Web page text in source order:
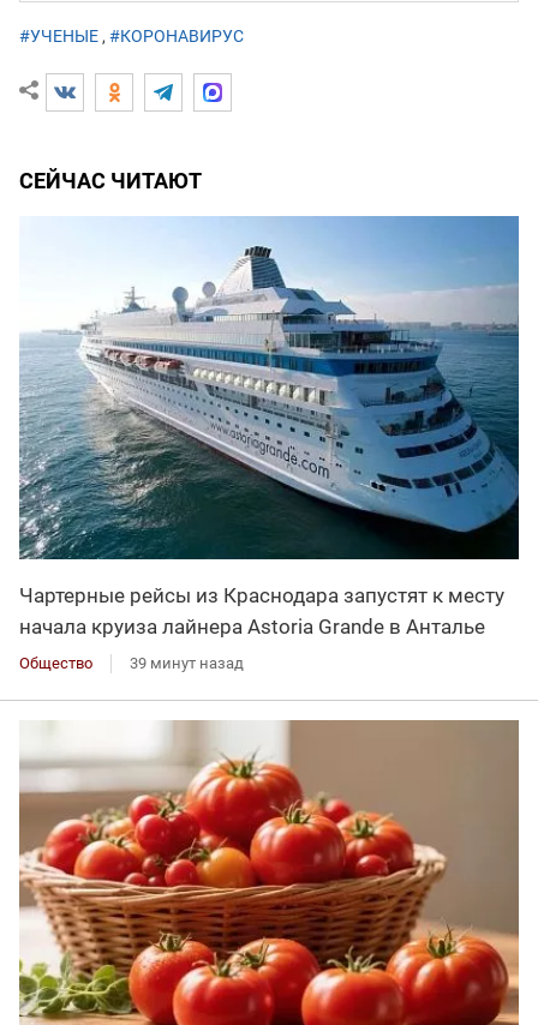
#УЧЕНЫЕ, #КОРОНАВИРУС
СЕЙЧАС ЧИТАЮТ
Чартерные рейсы из Краснодара запустят к месту
начала круиза лайнера Astoria Grande в Анталье
Общество 39 минут назад